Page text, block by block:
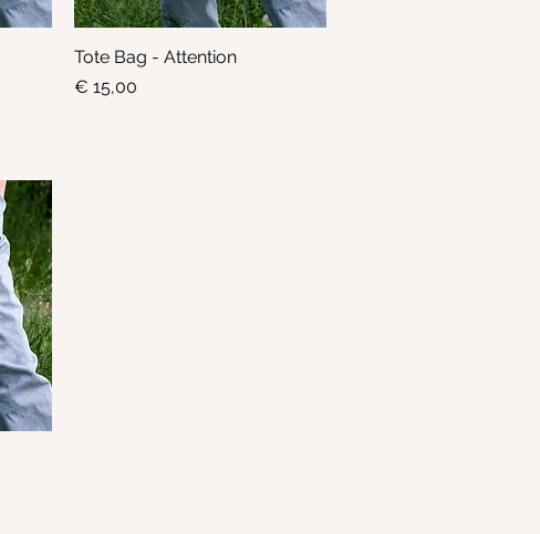
Snel overzicht
Tote Bag - Attention
Prijs
€ 15,00